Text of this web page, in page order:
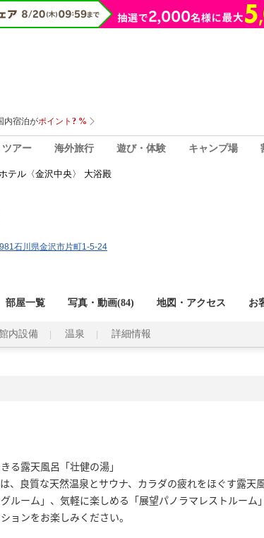
ツアー 海外旅行 遊び・体験 キャンプ場
テル〈金沢中央〉 大浴殿
石川県金沢市片町1-5-24
部屋一覧 写真・動画(84) 地図・アクセス お
内設備 温泉 詳細情報
る露天風呂「壮健の湯」
、良質な天然温泉とサウナ、カラダの疲れをほぐす露
ルーム」、気軽に楽しめる「展望パノラマレストルーム
ョンをお楽しみください。